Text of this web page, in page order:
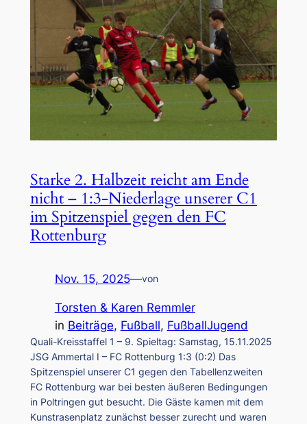
Starke 2. Halbzeit reicht am Ende
nicht – 1:3-Niederlage unserer C1
im Spitzenspiel gegen den FC
Rottenburg
Nov. 15, 2025—von
Torsten & Karen Remmler
in Beiträge, Fußball, FußballJugend
Quali-Kreisstaffel 1 – 9. Spieltag: Samstag, 15.11.2025
JSG Ammertal I – FC Rottenburg 1:3 (0:2) Das
Spitzenspiel unserer C1 gegen den Tabellenzweiten
FC Rottenburg war bei besten äußeren Bedingungen
in Poltringen gut besucht. Die Gäste kamen mit dem
Kunstrasenplatz zunächst besser zurecht und waren